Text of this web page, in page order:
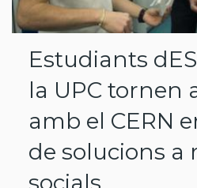
Estudiants
la UPC tornen
amb el CERN
de solucions a
socials